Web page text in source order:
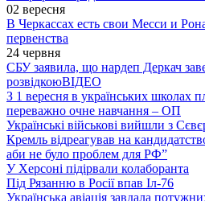
02 вересня
В Черкассах есть свои Месси и
первенства
24 червня
СБУ заявила, що нардеп Деркач
розвідкоюВІДЕО
З 1 вересня в українських школах
переважно очне навчання – ОП
Українські військові вийшли з
Кремль відреагував на
аби не було проблем для РФ”
У Херсоні підірвали колаборанта
Під Рязанню в Росії впав Іл-76
Українська авіація завдала